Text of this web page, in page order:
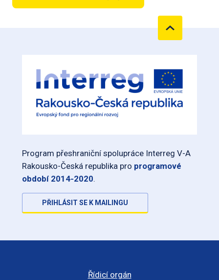
Program přeshraniční spolupráce Interreg V-A
Rakousko-Česká republika pro programové
období 2014-2020.
PŘIHLÁSIT SE K MAILINGU
Řídicí orgán